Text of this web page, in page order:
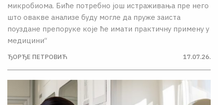
микробиома. Биће потребно још истраживања пре него
што овакве анализе буду могле да пруже заиста
поуздане препоруке које ће имати практичну примену у
медицини“
ЂОРЂЕ ПЕТРОВИЋ 17.07.26.